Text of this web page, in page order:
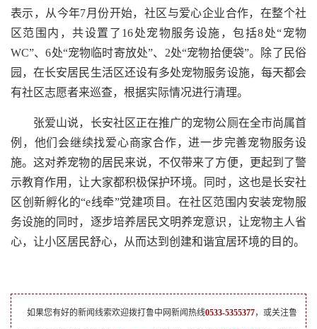
表示，从今年7月份开始，社区与爱心企业合作，在整个社
区范围内，共设置了16处宠物服务设施，包括8处“宠物
WC”、6处“宠物临时寄放处”、2处“宠物拾便袋”。除了民俗
园，在长安居民生活区还设有多处宠物服务设施，每天都会
有社区志愿者来巡查，根据实际情况进行清理。
张爱山说，长安社区正在推广的宠物公厕在全市尚属首
例，他们会继续找爱心商家合作，进一步完善宠物服务设
施。这对养宠物的居民来说，不仅带来了方便，更起到了警
示教育作用，让大家都积极保护环境。同时，这也是长安社
区创新孵化的“e线牵”党建项目。在社区范围内安装宠物服
务设施的同时，逐步培养居民文明养宠意识，让宠物主人省
心，让小区居民舒心，从而达到创建和谐宜居环境的目的。
如果您有好的新闻线索欢迎拨打鲁中网新闻热线0533-5355377，或关注鲁